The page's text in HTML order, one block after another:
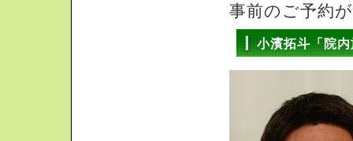
事前のご予約
小濱拓斗「院